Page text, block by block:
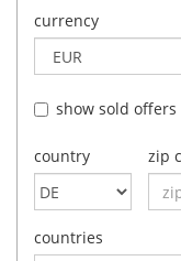
currency
show sold offers
country zip
countries